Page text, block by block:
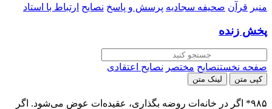
منبر قرآن صحیفه سجادیه پرسش و پاسخ نصایح ارتباط با استاد
پخش زنده
صفحه نخستنصایح مختصر نصایح اعتقادی
کپی متن لینک متن
۹۸۵* اگر در خانه‌ات روضه بگذاری، عقیده‌ات عوض می‌شود. اگر